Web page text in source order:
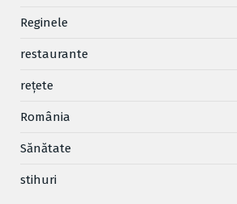
Reginele
restaurante
reţete
România
Sănătate
stihuri